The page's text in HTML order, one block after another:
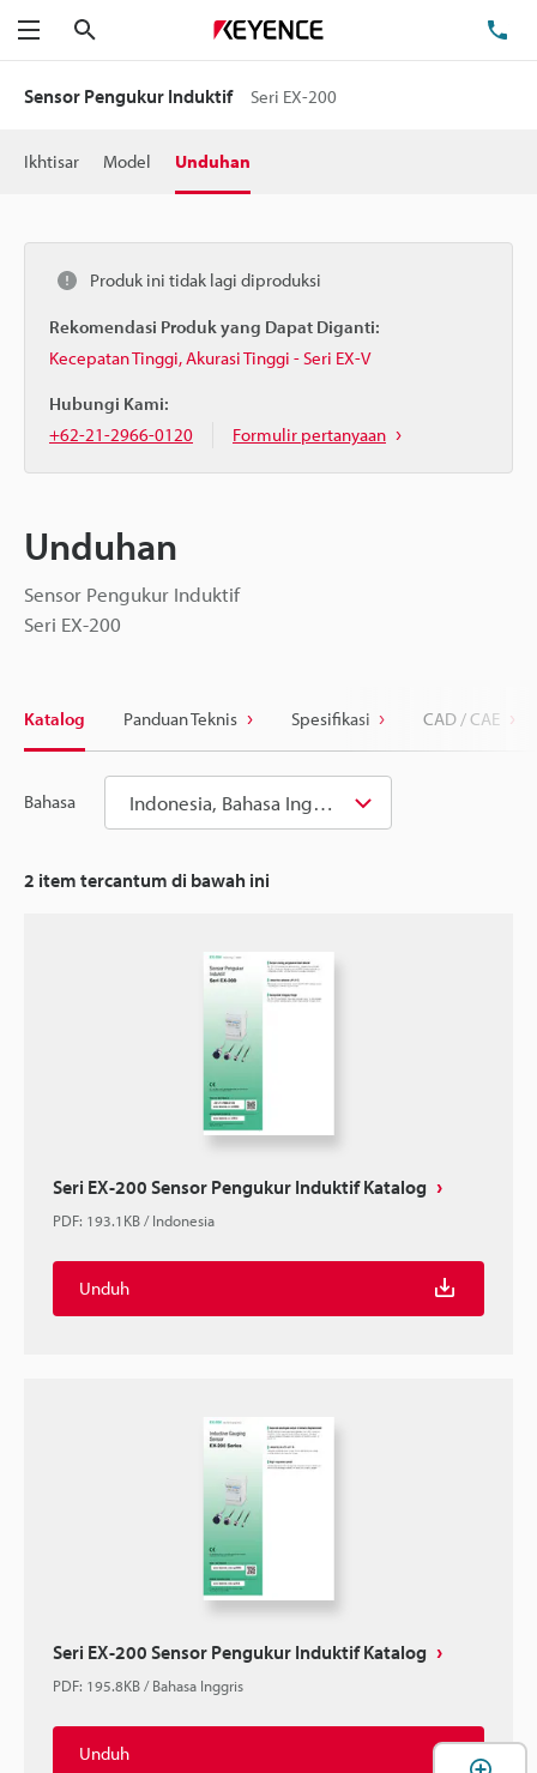
Menu
Sensor Pengukur Induktif Seri EX-200
Ikhtisar Model Unduhan
Produk ini tidak lagi diproduksi
Rekomendasi Produk yang Dapat Diganti:
Kecepatan Tinggi, Akurasi Tinggi - Seri EX-V
Hubungi Kami:
+62-21-2966-0120
Formulir pertanyaan
Unduhan
Sensor Pengukur Induktif
Seri EX-200
Katalog Panduan Teknis Spesifikasi CAD / CAE
Bahasa Indonesia, Bahasa Inggris
2 item tercantum di bawah ini
Seri EX-200 Sensor Pengukur Induktif Katalog
PDF: 193.1KB/Indonesia
Unduh
Seri EX-200 Sensor Pengukur Induktif Katalog
PDF: 195.8KB/Bahasa Inggris
Unduh